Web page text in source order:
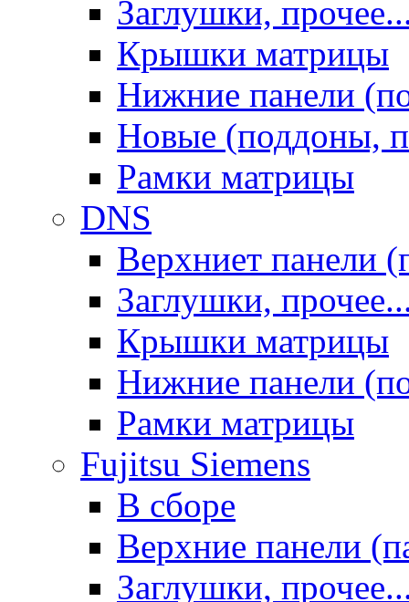
Заглушки,
Крышки матрицы
Нижние панели
Новые (поддоны,
Рамки матрицы
DNS
Верхниет панели
Заглушки,
Крышки матрицы
Нижние панели
Рамки матрицы
Fujitsu Siemens
В сборе
Верхние панели
Заглушки,